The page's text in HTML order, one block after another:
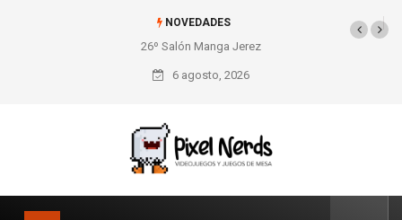
NOVEDADES
26º Salón Manga Jerez SNES Pixel Book para
los amantes de lo retro
6 agosto, 2026